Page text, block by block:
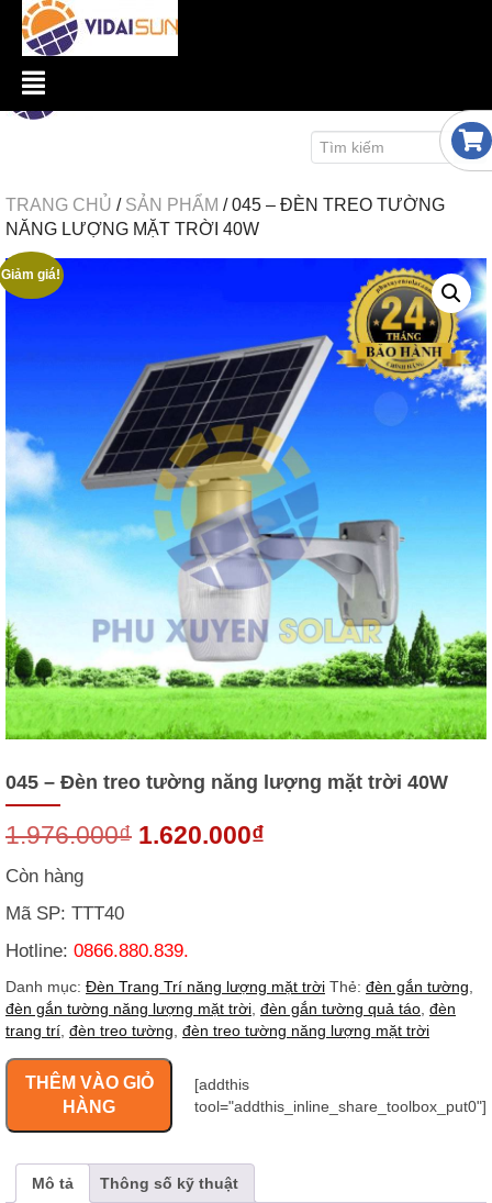
TRANG CHỦ / SẢN PHẨM /045 – ĐÈN TREO TƯỜNG
NĂNG LƯỢNG MẶT TRỜI 40W
Giảm giá!
045 – Đèn treo tường năng lượng mặt trời 40W
1.976.000₫ Giá
1.976.000₫.
1.620.000₫
1.620.000₫.
Còn hàng
Mã SP: TTT40
Hotline: 0866.880.839.
Danh mục: Đèn Trang Trí năng lượng mặt trời Thẻ: đèn gắn tường
đèn gắn tường năng lượng mặt trời đèn gắn tường quả táo đèn
trang trí đèn treo tường đèn treo tường năng lượng mặt trời
THÊM VÀO GIỎ
HÀNG
[addthis
tool="addthis_inline_share_toolbox_put0"]
Mô tả Thông số kỹ thuật